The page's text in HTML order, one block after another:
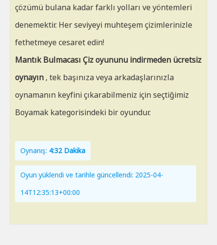
çözümü bulana kadar farklı yolları ve yöntemleri
denemektir. Her seviyeyi muhteşem çizimlerinizle
fethetmeye cesaret edin!
Mantık Bulmacası Çiz oyununu indirmeden ücretsiz
oynayın , tek başınıza veya arkadaşlarınızla
oynamanın keyfini çıkarabilmeniz için seçtiğimiz
Boyamak kategorisindeki bir oyundur.
Oynanış: 4:32 Dakika
Oyun yüklendi ve tarihle güncellendi: 2025-04-
14T12:35:13+00:00